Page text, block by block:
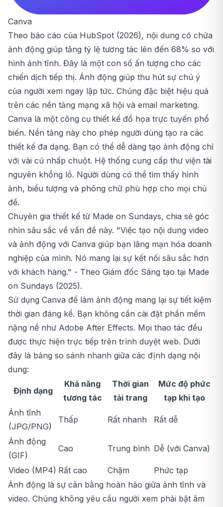
Canva
Theo báo cáo của HubSpot (2026), nội dung có chứa
ảnh động giúp tăng tỷ lệ tương tác lên đến 68% so với
hình ảnh tĩnh. Đây là một con số ấn tượng cho các
chiến dịch tiếp thị. Ảnh động giúp thu hút sự chú ý
của người xem ngay lập tức. Chúng đặc biệt hiệu quả
trên các nền tảng mạng xã hội và email marketing.
Canva là một công cụ thiết kế đồ họa trực tuyến phổ
biến. Nền tảng này cho phép người dùng tạo ra các
thiết kế đa dạng. Bạn có thể dễ dàng tạo ảnh động chỉ
với vài cú nhấp chuột. Hệ thống cung cấp thư viện tài
nguyên khổng lồ. Người dùng có thể tìm thấy hình
ảnh, biểu tượng và phông chữ phù hợp cho mọi chủ
đề.
Chuyên gia thiết kế từ Made on Sundays, chia sẻ góc
nhìn sâu sắc về vấn đề này. "Việc tạo nội dung video
và ảnh động với Canva giúp bạn lãng mạn hóa doanh
nghiệp của mình. Nó mang lại sự kết nối sâu sắc hơn
với khách hàng." - Theo Giám đốc Sáng tạo tại Made
on Sundays (2025).
Sử dụng Canva để làm ảnh động mang lại sự tiết kiệm
thời gian đáng kể. Bạn không cần cài đặt phần mềm
nặng nề như Adobe After Effects. Mọi thao tác đều
được thực hiện trực tiếp trên trình duyệt web. Dưới
đây là bảng so sánh nhanh giữa các định dạng nội
dung:
Định dạng
Khả năng
tương tác
Thời gian
tải trang
Mức độ phức
tạp khi tạo
Ảnh tĩnh
(JPG/PNG)
Thấp Rất nhanh Rất dễ
Ảnh động
(GIF)
Cao Trung bình Dễ (với Canva)
Video (MP4) Rất cao Chậm
Phức tạp
Ảnh động là sự cân bằng hoàn hảo giữa ảnh tĩnh và
video. Chúng không yêu cầu người xem phải bật âm